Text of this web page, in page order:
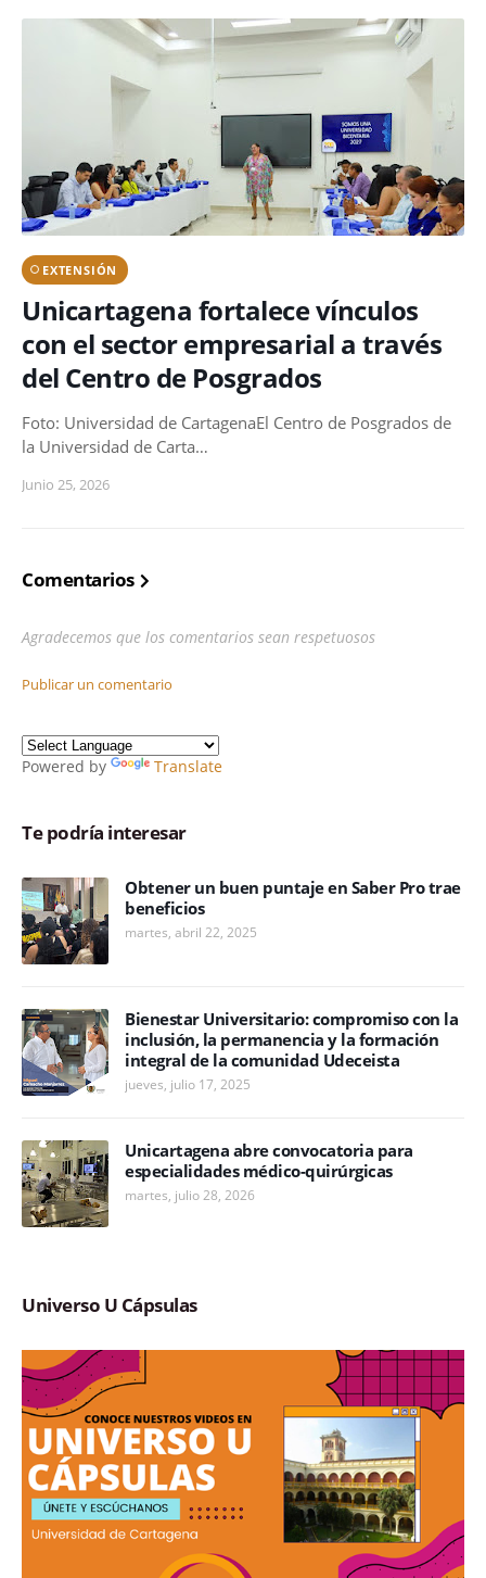
EXTENSIÓN
Unicartagena fortalece vínculos
con el sector empresarial a través
del Centro de Posgrados
Foto: Universidad de CartagenaEl Centro de Posgrados de
la Universidad de Carta…
Junio 25, 2026
Comentarios
Agradecemos que los comentarios sean respetuosos
Publicar un comentario
Powered by Translate
Te podría interesar
Obtener un buen puntaje en Saber Pro trae
beneficios
martes, abril 22, 2025
Bienestar Universitario: compromiso con la
inclusión, la permanencia y la formación
integral de la comunidad Udeceista
jueves, julio 17, 2025
Unicartagena abre convocatoria para
especialidades médico-quirúrgicas
martes, julio 28, 2026
Universo U Cápsulas